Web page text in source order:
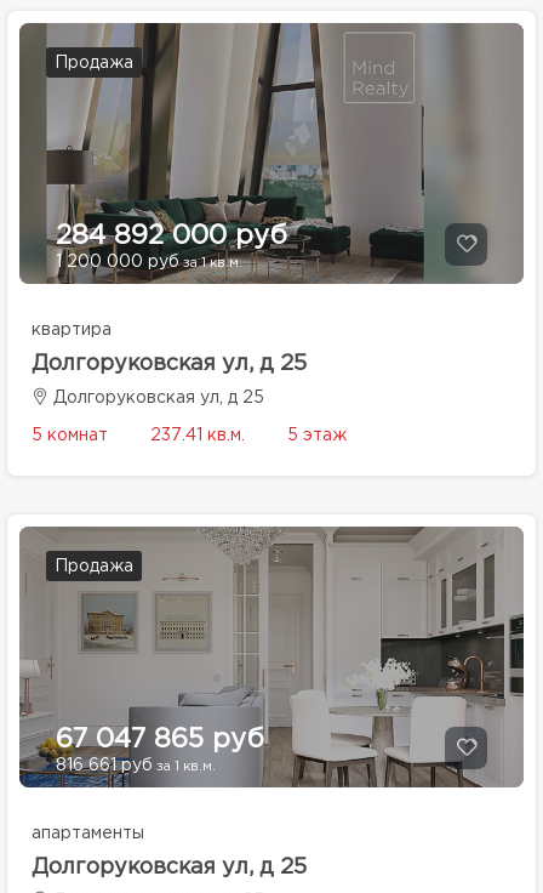
Продажа
284 892 000 руб
1 200 000 рубза 1 кв.м.
квартира
Долгоруковская ул, д 25
Долгоруковская ул, д 25
5 комнат 237.41 кв.м. 5 этаж
Продажа
67 047 865 руб
816 661 руб за 1 кв.м.
апартаменты
Долгоруковская ул, д 25